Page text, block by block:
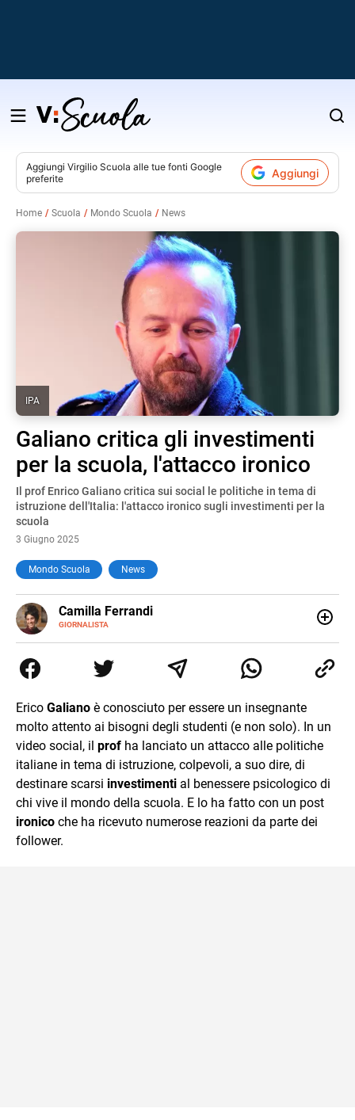
Salta
contenuto
Aggiungi Virgilio Scuola alle tue fonti Google
preferite
Aggiungi
Home Scuola Mondo Scuola News
IPA
Galiano critica gli investimenti
per la scuola, l'attacco ironico
Il prof Enrico Galiano critica sui social le politiche in tema di
istruzione dell'Italia: l'attacco ironico sugli investimenti per la
scuola
3 Giugno 2025
Mondo Scuola News
Camilla Ferrandi
GIORNALISTA
E-
MAIL
LINKEDIN
di trasformare la passione per la scrittura in un lavoro, e
da lì non mi sono più fermata. L’attualità è il mio pane
mente.
Erico Galiano è conosciuto per essere un insegnante
molto attento ai bisogni degli studenti (e non solo). In un
video social, il prof ha lanciato un attacco alle politiche
italiane in tema di istruzione, colpevoli, a suo dire, di
destinare scarsi investimenti al benessere psicologico di
chi vive il mondo della scuola. E lo ha fatto con un post
ironico che ha ricevuto numerose reazioni da parte dei
follower.